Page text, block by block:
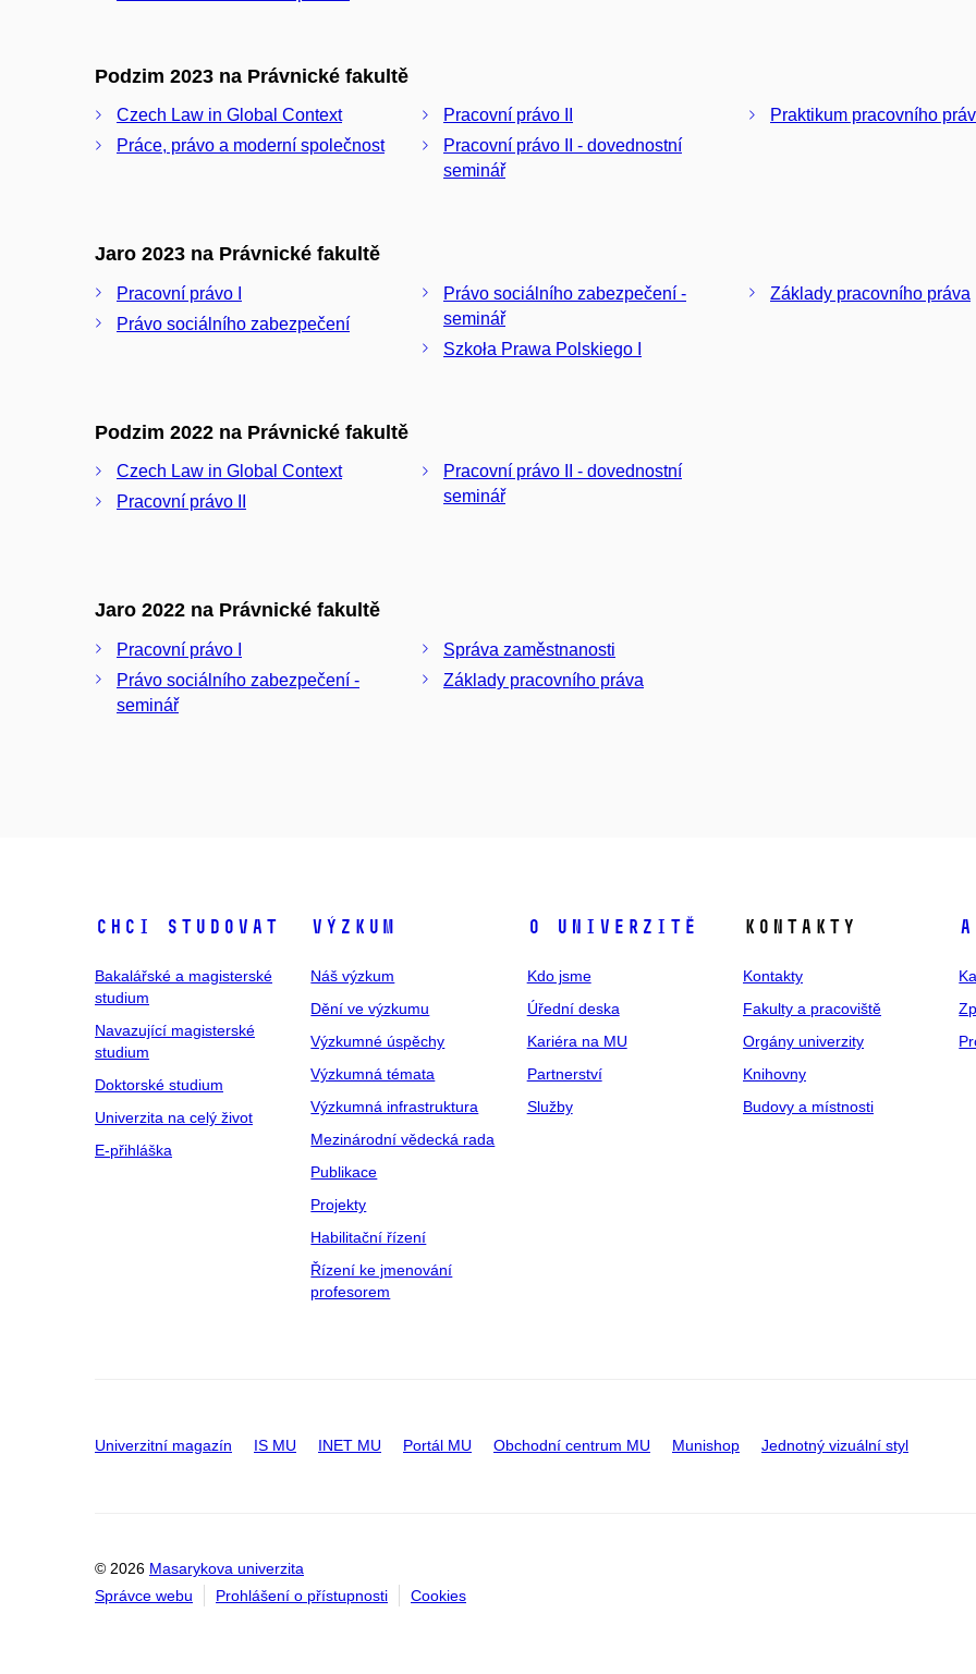
Podzim 2023 na Právnické fakultě
Czech Law in Global Context
Práce, právo a moderní společnost
Pracovní právo II
Pracovní právo II - dovednostní
seminář
Praktikum pracovního
Jaro 2023 na Právnické fakultě
Pracovní právo I
Právo sociálního zabezpečení
Právo sociálního zabezpečení -
seminář
Szkoła Prawa Polskiego I
Základy pracovního práva
Podzim 2022 na Právnické fakultě
Czech Law in Global Context
Pracovní právo II
Pracovní právo II - dovednostní
seminář
Jaro 2022 na Právnické fakultě
Pracovní právo I
Právo sociálního zabezpečení -
seminář
Správa zaměstnanosti
Základy pracovního práva
Chci studovat
Bakalářské a magisterské
studium
Navazující magisterské
studium
Doktorské studium
Univerzita na celý život
E-přihláška
Výzkum
Náš výzkum
Dění ve výzkumu
Výzkumné úspěchy
Výzkumná témata
Výzkumná infrastruktura
Mezinárodní vědecká rada
Publikace
Projekty
Habilitační řízení
Řízení ke jmenování
profesorem
O univerzitě
Kdo jsme
Úřední deska
Kariéra na MU
Partnerství
Služby
Kontakty
Kontakty
Fakulty a pracoviště
Orgány univerzity
Knihovny
Budovy a místnosti
Univerzitní magazín IS MU INET MU Portál MU Obchodní centrum MU Munishop Jednotný vizuální styl
© 2026 Masarykova univerzita
Správce webu
Prohlášení o přístupnosti Cookies